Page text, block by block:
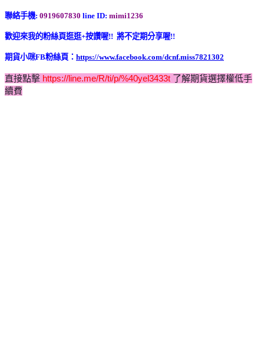
聯絡手機: 0919607830 line ID: mimi1236
歡迎來我的粉絲頁逛逛+按讚喔!! 將不定期分享喔!!
期貨小咪FB粉絲頁： https://www.facebook.com/dcnf.miss7821302
直接點擊 https://line.me/R/ti/p/%40yel3433t 了解期貨選擇權低手
續費